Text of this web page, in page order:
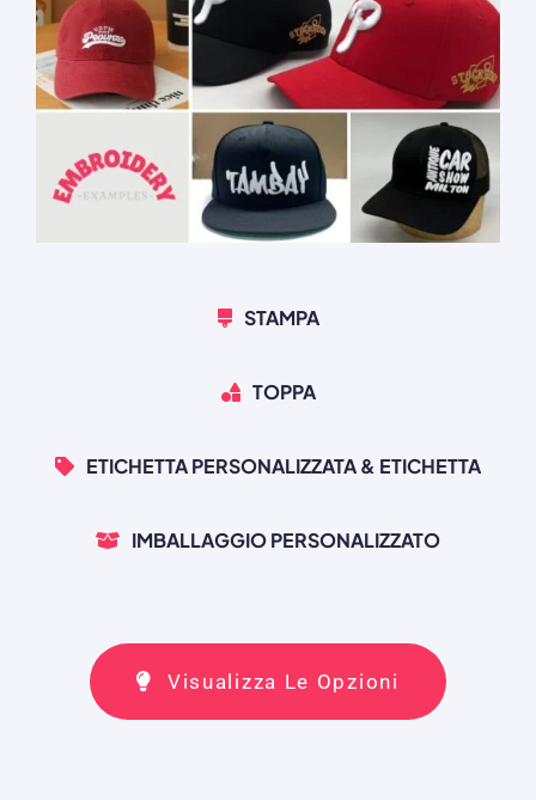
STAMPA
TOPPA
ETICHETTA PERSONALIZZATA & ETICHETTA
IMBALLAGGIO PERSONALIZZATO
Visualizza Le Opzioni